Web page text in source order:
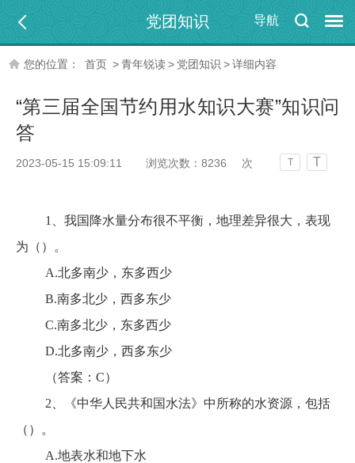
导航
党团知识
您的位置： 首页 >青年锐读> 党团知识 >详细内容
“第三届全国节约用水知识大赛”知识问
答
2023-05-15 15:09:11 浏览次数： 8236 次 T T
1、我国降水量分布很不平衡，地理差异很大，表现
为（）。
A.北多南少，东多西少
B.南多北少，西多东少
C.南多北少，东多西少
D.北多南少，西多东少
（答案：C）
2、《中华人民共和国水法》中所称的水资源，包括
（）。
A.地表水和地下水